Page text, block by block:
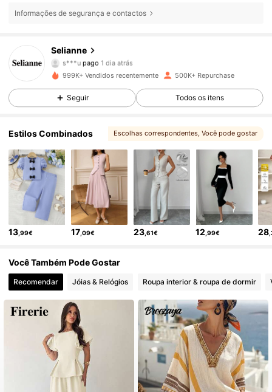
Informações de segurança e contactos
Selianne
4,73
282K Seguidores
s***upago 1 dia atrás
a***2
seguiu1 horas atrás
4,73 282K Seguidores
4,73 282K Seguidores
282K Seguidores
4,73 282K Seguidores
4,73 282K Seguidores
4,73 282K Seguidores
999K+ Vendidos recentemente 500K+ Repurchase
Seguir Todos os itens
Estilos Combinados Escolhas correspondentes , Você pode gostar
13 ,99€ 17 ,09€ 23,61€ 12 ,99€ 28
Você Também Pode Gostar
Recomendar Jóias & Relógios Roupa interior & roupa de dormir